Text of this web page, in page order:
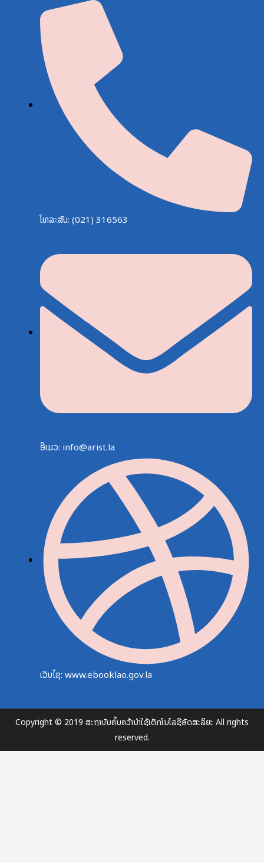
ໂທລະສັບ: (021) 316563
ອີເມວ: info@arist.la
ເວັບໄຊ: www.ebooklao.gov.la
Copyright © 2019 ສະຖາບັນຄົ້ນຄວ້ານຳໃຊ້ເຕັກໂນໂລຊີອັດສະລິຍະ All rights
reserved.